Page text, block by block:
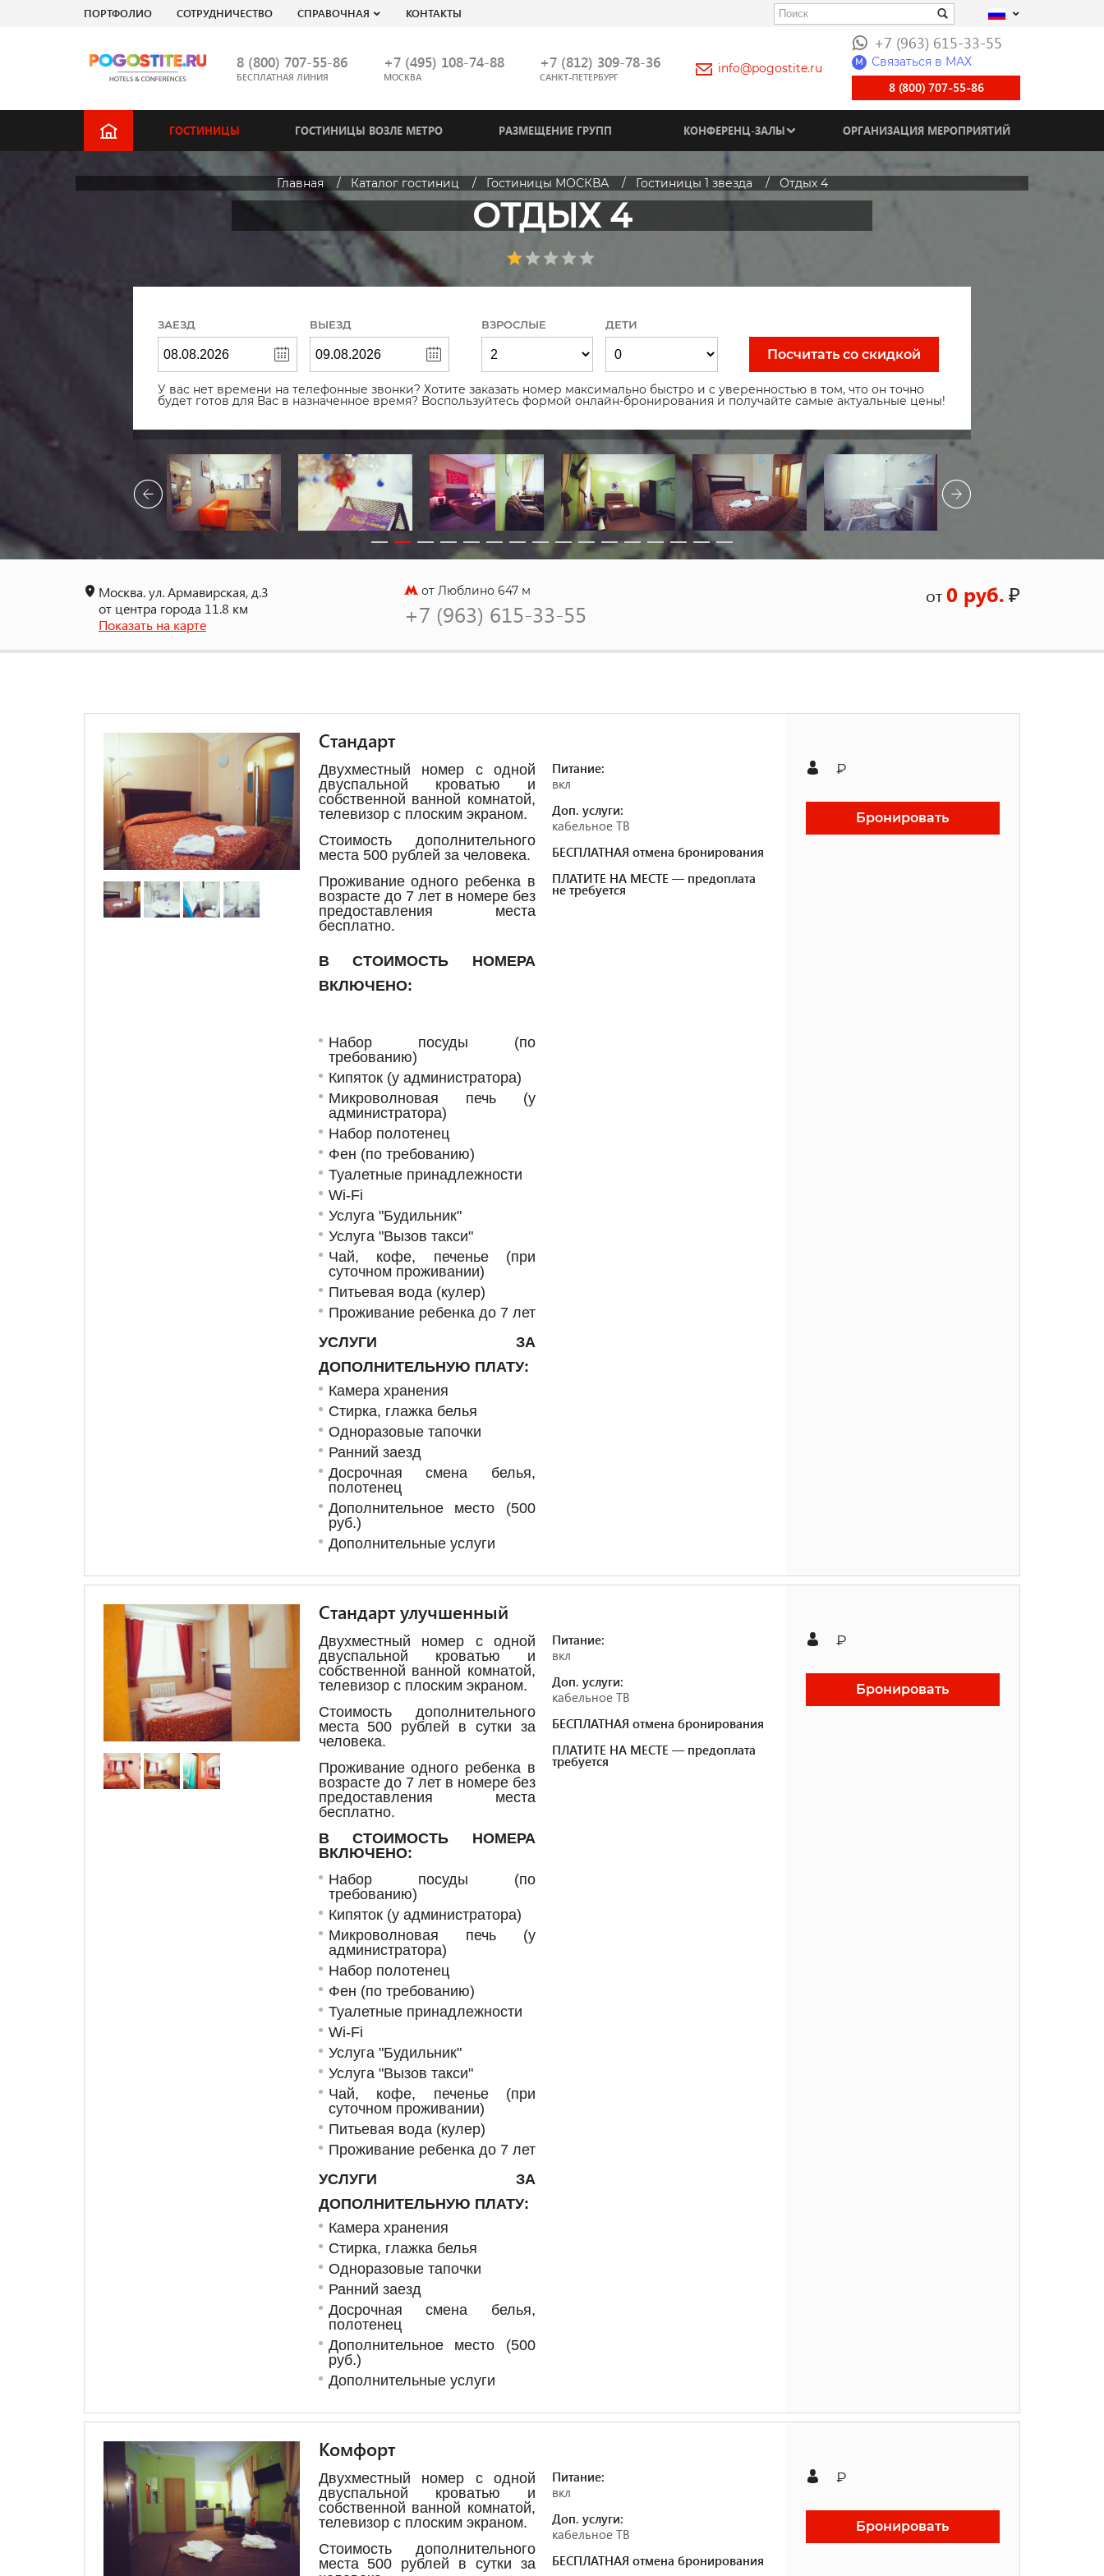
ПОРТФОЛИО СОТРУДНИЧЕСТВО СПРАВОЧНАЯ КОНТАКТЫ
8 (800) 707-55-86
БЕСПЛАТНАЯ ЛИНИЯ
+7 (495) 108-74-88
МОСКВА
+7 (812) 309-78-36
САНКТ-ПЕТЕРБУРГ
info@pogostite.ru
+7 (963) 615-33-55
M Связаться в МАХ
8 (800) 707-55-86
ГОСТИНИЦЫ ГОСТИНИЦЫ ВОЗЛЕ МЕТРО РАЗМЕЩЕНИЕ ГРУПП КОНФЕРЕНЦ-ЗАЛЫ ОРГАНИЗАЦИЯ МЕРОПРИЯТИЙ
Главная Каталог гостиниц Гостиницы МОСКВА Гостиницы 1 звезда Отдых 4
ОТДЫХ 4
ЗАЕЗД ВЫЕЗД ВЗРОСЛЫЕ ДЕТИ
Посчитать со скидкой
У вас нет времени на телефонные звонки? Хотите заказать номер максимально быстро и с уверенностью в том, что он точно
будет готов для Вас в назначенное время? Воспользуйтесь формой онлайн-бронирования и получайте самые актуальные цены!
Москва. ул. Армавирская, д.3
от центра города 11.8 км
Показать на карте
от Люблино 647 м
+7 (963) 615-33-55
от0 руб.₽
Стандарт
Двухместный номер с одной
двуспальной кроватью и
собственной ванной комнатой,
телевизор с плоским экраном.
Стоимость дополнительного
места 500 рублей за человека.
Проживание одного ребенка в
возрасте до 7 лет в номере без
предоставления места
бесплатно.
В СТОИМОСТЬ НОМЕРА
ВКЛЮЧЕНО:
Набор посуды (по
требованию)
Кипяток (у администратора)
Микроволновая печь (у
администратора)
Набор полотенец
Фен (по требованию)
Туалетные принадлежности
Wi-Fi
Услуга "Будильник"
Услуга "Вызов такси"
Чай, кофе, печенье (при
суточном проживании)
Питьевая вода (кулер)
Проживание ребенка до 7 лет
УСЛУГИ ЗА
ДОПОЛНИТЕЛЬНУЮ ПЛАТУ:
Камера хранения
Стирка, глажка белья
Одноразовые тапочки
Ранний заезд
Досрочная смена белья,
полотенец
Дополнительное место (500
руб.)
Дополнительные услуги
Питание:
вкл
Доп. услуги:
кабельное ТВ
БЕСПЛАТНАЯ отмена бронирования
ПЛАТИТЕ НА МЕСТЕ — предоплата
не требуется
₽
Бронировать
Стандарт улучшенный
Двухместный номер с одной
двуспальной кроватью и
собственной ванной комнатой,
телевизор с плоским экраном.
Стоимость дополнительного
места 500 рублей в сутки за
человека.
Проживание одного ребенка в
возрасте до 7 лет в номере без
предоставления места
бесплатно.
В СТОИМОСТЬ НОМЕРА
ВКЛЮЧЕНО:
Набор посуды (по
требованию)
Кипяток (у администратора)
Микроволновая печь (у
администратора)
Набор полотенец
Фен (по требованию)
Туалетные принадлежности
Wi-Fi
Услуга "Будильник"
Услуга "Вызов такси"
Чай, кофе, печенье (при
суточном проживании)
Питьевая вода (кулер)
Проживание ребенка до 7 лет
УСЛУГИ ЗА
ДОПОЛНИТЕЛЬНУЮ ПЛАТУ:
Камера хранения
Стирка, глажка белья
Одноразовые тапочки
Ранний заезд
Досрочная смена белья,
полотенец
Дополнительное место (500
руб.)
Дополнительные услуги
Питание:
вкл
Доп. услуги:
кабельное ТВ
БЕСПЛАТНАЯ отмена бронирования
ПЛАТИТЕ НА МЕСТЕ — предоплата
требуется
₽
Бронировать
Комфорт
Двухместный номер с одной
двуспальной кроватью и
собственной ванной комнатой,
телевизор с плоским экраном.
Стоимость дополнительного
места 500 рублей в сутки за
Питание:
вкл
Доп. услуги:
кабельное ТВ
БЕСПЛАТНАЯ отмена бронирования
₽
Бронировать